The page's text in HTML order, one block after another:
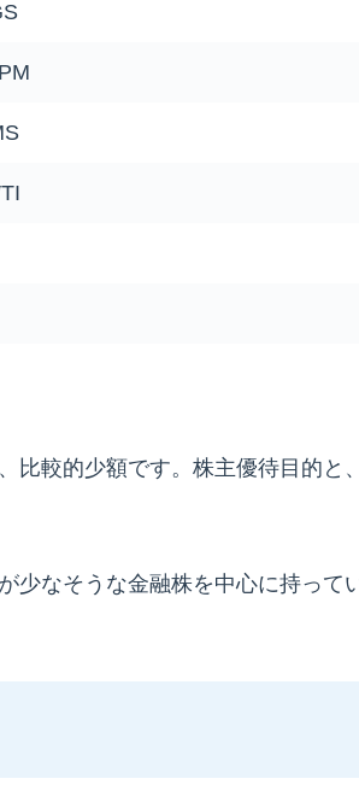
比較的少額です。株主優待目的と
少なそうな金融株を中心に持って